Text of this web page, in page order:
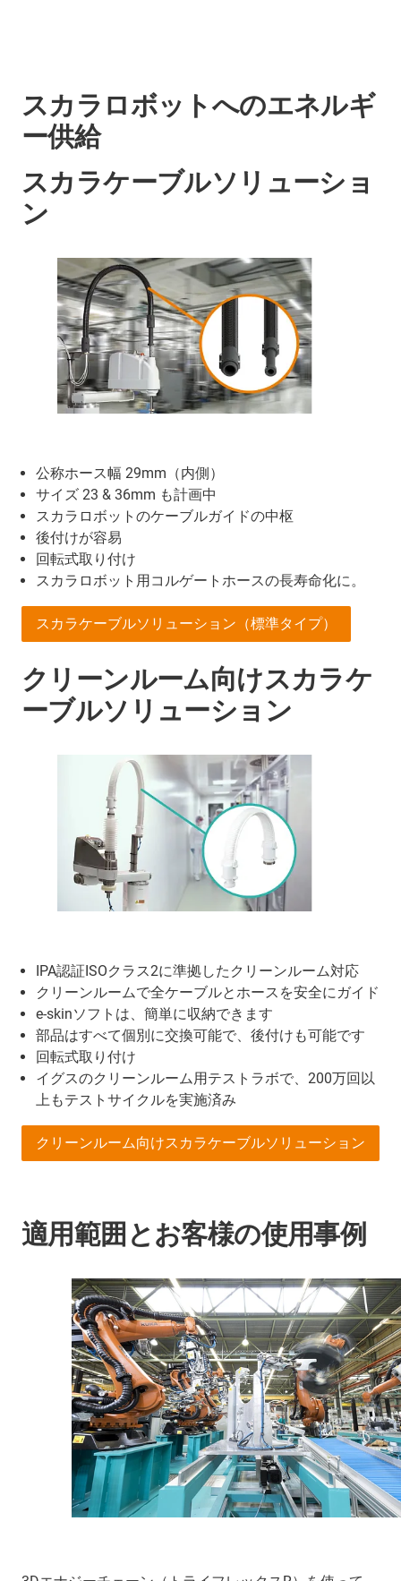
スカラロボットへのエネルギ
ー供給
スカラケーブルソリューショ
ン
公称ホース幅 29mm（内側）
サイズ 23 & 36mm も計画中
スカラロボットのケーブルガイドの中枢
後付けが容易
回転式取り付け
スカラロボット用コルゲートホースの長寿命化に。
スカラケーブルソリューション（標準タイプ）
クリーンルーム向けスカラケ
ーブルソリューション
IPA認証ISOクラス2に準拠したクリーンルーム対応
クリーンルームで全ケーブルとホースを安全にガイド
e-skinソフトは、簡単に収納できます
部品はすべて個別に交換可能で、後付けも可能です
回転式取り付け
イグスのクリーンルーム用テストラボで、200万回以
上もテストサイクルを実施済み
クリーンルーム向けスカラケーブルソリューション
適用範囲とお客様の使用事例